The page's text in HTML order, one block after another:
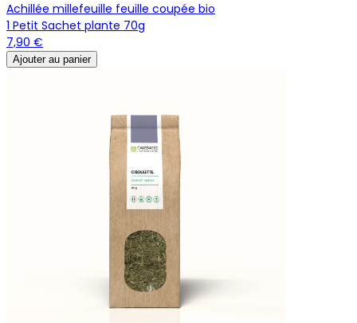
Achillée millefeuille feuille coupée bio
1 Petit Sachet plante 70g
7,90 €
Ajouter au panier